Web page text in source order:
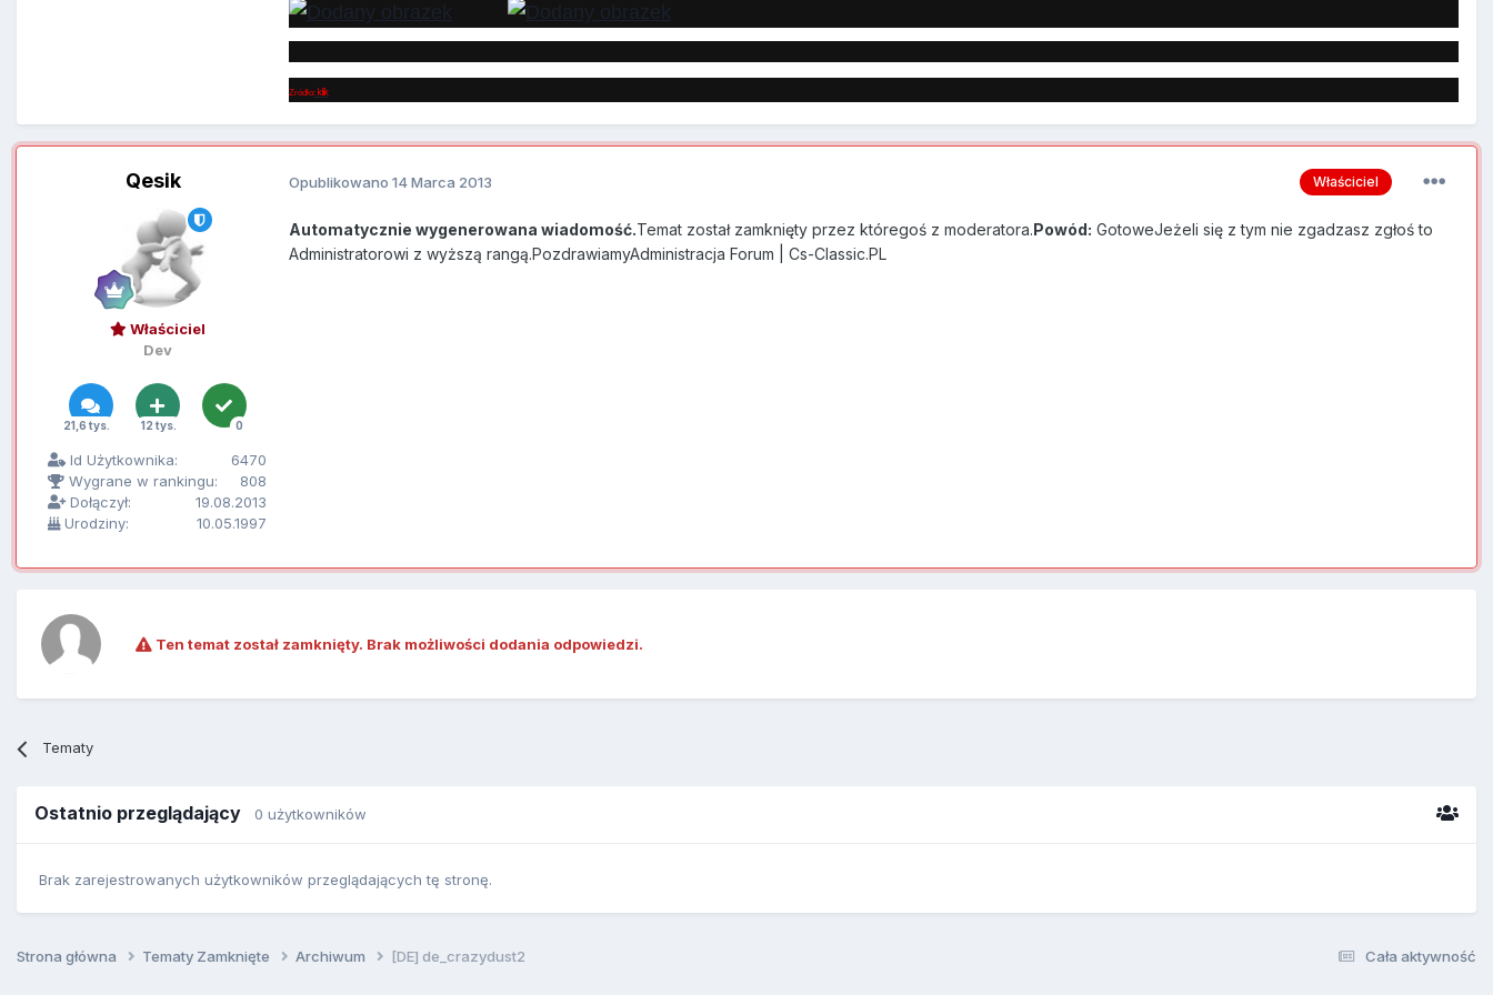
Zródło: klik
Qesik
Właściciel
Dev
21,6 tys. 12 tys. 0
Id Użytkownika:
6470
Wygrane w rankingu:
808
Dołączył:
19.08.2013
Urodziny:
10.05.1997
Właściciel
Opublikowano 14 Marca 2013
Automatycznie wygenerowana wiadomość.Temat został zamknięty przez któregoś z moderatora.Powód: GotoweJeżeli się z tym nie zgadzasz zgłoś to
Administratorowi z wyższą rangą.PozdrawiamyAdministracja Forum | Cs-Classic.PL
Ten temat został zamknięty. Brak możliwości dodania odpowiedzi.
Tematy
Ostatnio przeglądający 0 użytkowników
Brak zarejestrowanych użytkowników przeglądających tę stronę.
Cała aktywność
Strona główna Tematy Zamknięte Archiwum [DE] de_crazydust2